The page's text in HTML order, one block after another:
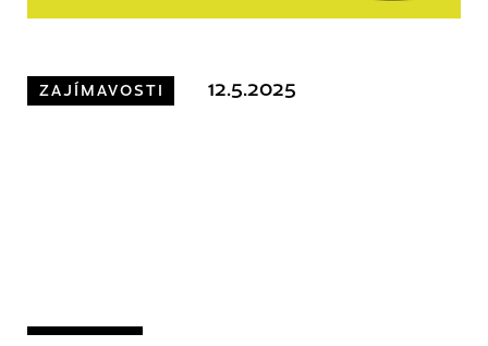
ZAJÍMAVOSTI 12.5.2025